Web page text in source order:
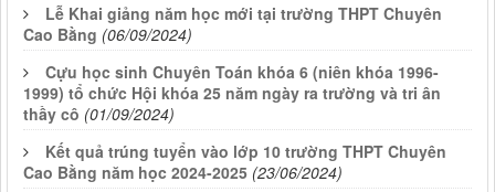
Lễ Khai giảng năm học mới tại trường THPT Chuyên
Cao Bằng (06/09/2024)
Cựu học sinh Chuyên Toán khóa 6 (niên khóa 1996-
1999) tổ chức Hội khóa 25 năm ngày ra trường và tri ân
thầy cô (01/09/2024)
Kết quả trúng tuyển vào lớp 10 trường THPT Chuyên
Cao Bằng năm học 2024-2025 (23/06/2024)